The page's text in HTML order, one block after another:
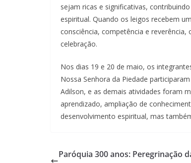
sejam ricas e significativas,
espiritual. Quando os leigos recebem
consciência, competência e
celebração.
Nos dias 19 e 20 de maio, os
Nossa Senhora da Piedade
Adilson, e as demais atividades foram
aprendizado, ampliação de
desenvolvimento espiritual, mas
Paróquia 300 anos: Peregrinação